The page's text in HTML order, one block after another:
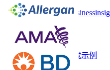
称呼
电子邮件
下载示例